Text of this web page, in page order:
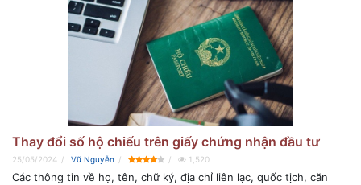
Thay đổi số hộ chiếu trên giấy chứng nhận đầu tư
25/05/2024 Vũ Nguyễn 1,520
Các thông tin về họ, tên, chữ ký, địa chỉ liên lạc, quốc tịch, căn